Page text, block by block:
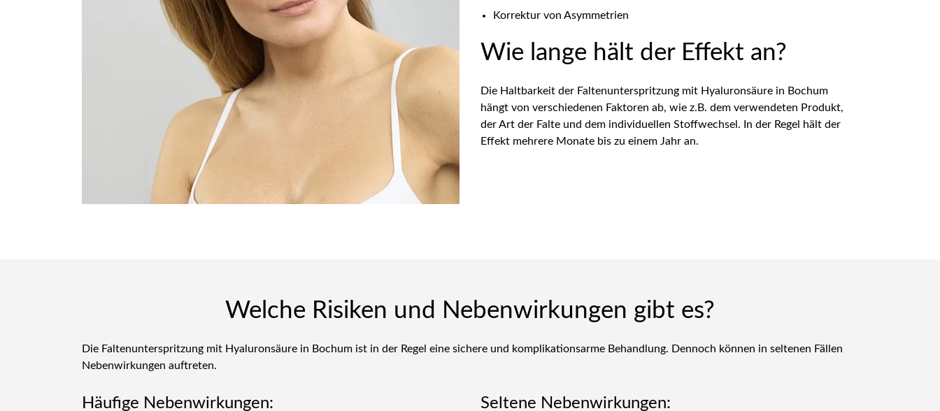
Korrektur von Asymmetrien
Wie lange hält der Effekt an?
Die Haltbarkeit der Faltenunterspritzung mit Hyaluronsäure in Bochum
hängt von verschiedenen Faktoren ab, wie z.B. dem verwendeten Produkt,
der Art der Falte und dem individuellen Stoffwechsel. In der Regel hält der
Effekt mehrere Monate bis zu einem Jahr an.
Welche Risiken und Nebenwirkungen gibt es?
Die Faltenunterspritzung mit Hyaluronsäure in Bochum ist in der Regel eine sichere und komplikationsarme Behandlung. Dennoch können in seltenen Fällen
Nebenwirkungen auftreten.
Häufige Nebenwirkungen: Seltene Nebenwirkungen: